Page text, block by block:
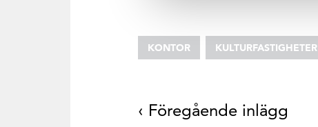
KONTOR KULTURFASTIGHETER
‹ Föregående inlägg